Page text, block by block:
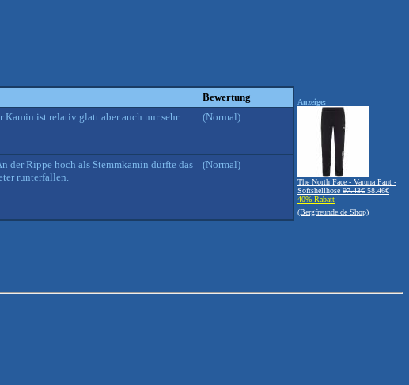
Bewertung
Kamin ist relativ glatt aber auch nur sehr
(Normal)
der Rippe hoch als Stemmkamin dürfte das
runterfallen.
(Normal)
Anzeige:
The North Face - Varuna Pant -
Softshellhose 97.43€ 58.46€
40% Rabatt
(Bergfreunde.de Shop)